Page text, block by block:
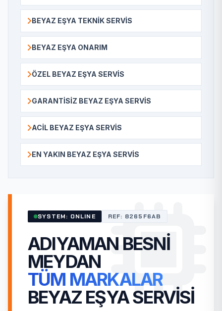
BEYAZ EŞYA TEKNIK SERVIS
BEYAZ EŞYA ONARIM
ÖZEL BEYAZ EŞYA SERVIS
GARANTISIZ BEYAZ EŞYA SERVIS
ACIL BEYAZ EŞYA SERVIS
EN YAKIN BEYAZ EŞYA SERVIS
SYSTEM: ONLINE REF: 8265F6AB
ADIYAMAN BESNI
MEYDAN
TÜM MARKALAR
BEYAZ EŞYA SERVISI